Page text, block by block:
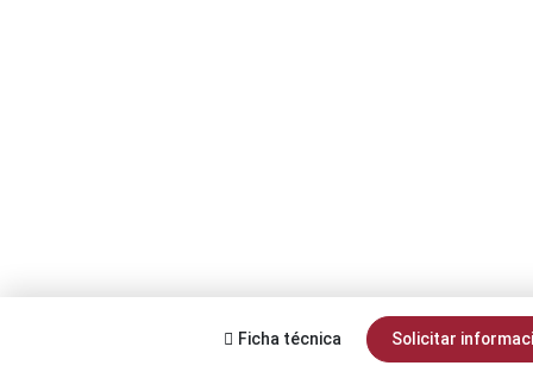
Ficha técnica Solicitar